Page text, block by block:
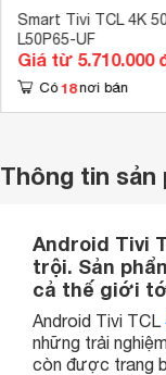
Smart Tivi TCL 4K
L50P65-UF
Giá từ 5.710.000
Có 18 nơi bán
Thông tin sản
Android Tivi
trội. Sản
cả thế giới
Android Tivi TCL
những trải
còn được trang